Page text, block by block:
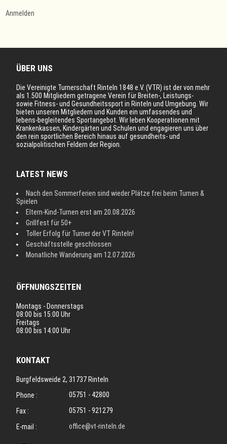
Anmelden
ÜBER UNS
Die Vereinigte Turnerschaft Rinteln 1848 e.V. (VTR) ist der von mehr
als 1.500 Mitgliedern getragene Verein für Breiten-, Leistungs-
sowie Fitness- und Gesundheitssport in Rinteln und Umgebung. Wir
bieten unseren Mitgliedern und Kunden ein umfassendes und
lebens-begleitendes Sportangebot. Wir leben Kooperationen mit
Krankenkassen, Kindergärten und Schulen und engagieren uns über
den rein sportlichen Bereich hinaus auf gesundheits- und
sozialpolitischen Feldern der Region.
LATEST NEWS
Nach den Sommerferien sind wieder Plätze frei beim Turnen &
Spielen
Eltern-Kind-Turnen erst am 20.08.2026
Grillfest für 50+
Toller Erfolg für Turner der VT Rinteln!
Geschäftsstelle geschlossen
Monatliche Wanderung am 12.07.2026
ÖFFNUNGSZEITEN
Montags - Donnerstags
08:00 bis 15:00 Uhr
Freitags
08:00 bis 14:00 Uhr
KONTAKT
Burgfeldsweide 2, 31737 Rinteln
Phone :
05751 - 42800
Fax :
05751 - 921279
E-mail :
office@vt-rinteln.de